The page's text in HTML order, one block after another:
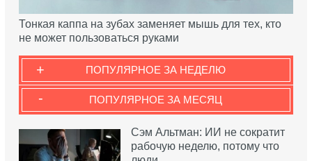
Тонкая каппа на зубах заменяет мышь для тех, кто
не может пользоваться руками
ПОПУЛЯРНОЕ ЗА НЕДЕЛЮ
+
ПОПУЛЯРНОЕ ЗА МЕСЯЦ
-
Сэм Альтман: ИИ не сократит
рабочую неделю, потому что